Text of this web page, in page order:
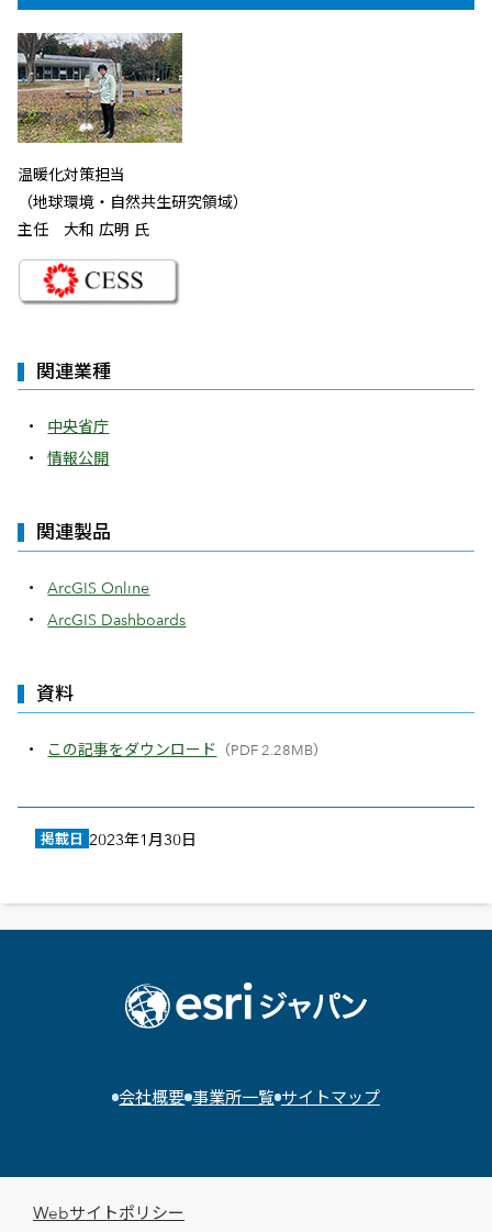
温暖化対策担当
（地球環境・自然共生研究領域）
主任 大和 広明 氏
掲載日 2023年1月30日
関連業種
中央省庁
情報公開
関連製品
ArcGIS Online
ArcGIS Dashboards
資料
この記事をダウンロード （PDF 2.28MB）
会社概要 事業所一覧 サイトマップ
Webサイトポリシー